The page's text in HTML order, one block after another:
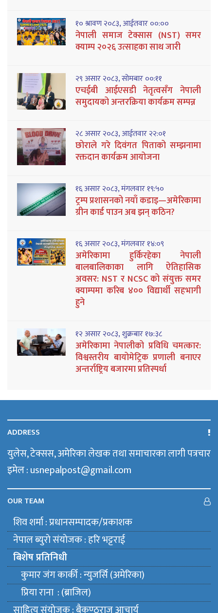
१० श्रावण २०८३, आईतवार ००:००
नेपाली समाज टेक्सास (NST) समर
क्याम्प २०२६ उत्साहका साथ जारी
२९ असार २०८३, सोमबार ००:११
एचईबी आईएसडी नेतृत्वसँग नेपाली
समुदायको अन्तरक्रिया कार्यक्रम सम्पन्न
२८ असार २०८३, आईतवार २२:०१
छोराले गरे दिवंगत पिताको सम्झनामा
रक्तदान कार्यक्रम आयोजना
१६ असार २०८३, मंगलवार १९:५०
ट्रम्प प्रशासनको नयाँ कडाइ—अमेरिकामा
ग्रीन कार्ड पाउन अब झन् कठिन?
१६ असार २०८३, मंगलवार १४:०९
अमेरिकामा हुर्किरहेका नेपाली
बालबालिकाका लागि ऐतिहासिक
अवसर: NST र NCSC को संयुक्त समर
क्याम्पमा करिब ४०० विद्यार्थी सहभागी
हुने
१२ असार २०८३, शुक्रबार १७:३८
अमेरिकामा नेपालीको प्रविधि चमत्कार:
विश्वस्तरीय बायोमेट्रिक प्रणाली बनाएर
अन्तर्राष्ट्रिय बजारमा प्रतिस्पर्धा
ADDRESS
युलेस, टेक्सस, अमेरिका लेखक तथा समाचारका लागी पत्रचार
इमेल : usnepalpost@gmail.com
OUR TEAM
शिव शर्मा : प्रधानसम्पादक/प्रकाशक
नेपाल ब्युराे संयाेजक : हरि भट्टराई
बिशेष प्रतिनिधी
कुमार जंग कार्की : न्युजर्सि (अमेरिका)
प्रिया राना : (ब्राजिल)